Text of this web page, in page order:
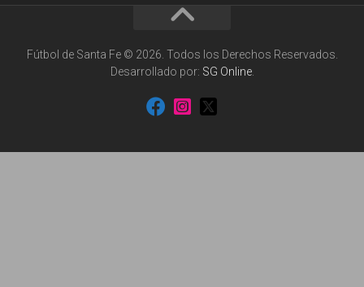
Fútbol de Santa Fe © 2026. Todos los Derechos Reservados.
Desarrollado por: SG Online.